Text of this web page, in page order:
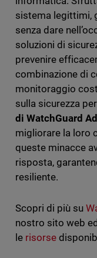
sistema legittimi,
senza dare
soluzioni di
prevenire
combinazione di
monitoraggio
sulla sicurezza
di WatchGuard
migliorare la loro
queste minacce
risposta,
resiliente.
Scopri di più su
nostro sito web
le risorse